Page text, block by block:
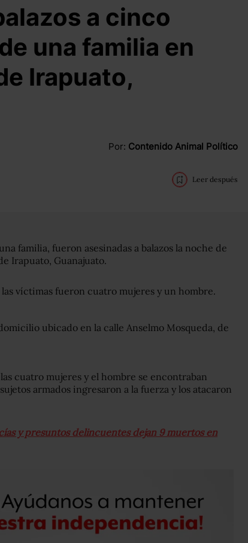
a cinco
una familia en
Irapuato,
Por: Contenido Animal Político
Leer después
familia, fueron asesinadas a balazos la noche de
Irapuato, Guanajuato.
víctimas fueron cuatro mujeres y un hombre.
ubicado en la calle Anselmo Mosqueda, de
cuatro mujeres y el hombre se encontraban
armados ingresaron a la fuerza y los atacaron
y presuntos delincuentes dejan 9 muertos en